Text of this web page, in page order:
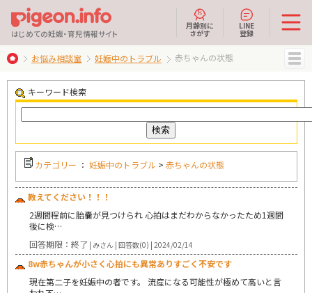
はじめての妊娠・育児情報サイト
月齢別に
さがす
LINE
登録
MENU
お悩み相談室 妊娠中のトラブル 赤ちゃんの状態
キーワード検索
カテゴリー ： 妊娠中のトラブル > 赤ちゃんの状態
教えてください！！！
2週間程前に胎嚢が見つけられ 心拍はまだわからなかったため1週間
後に検…
回答期限：終了 | みさん | 回答数(0) | 2024/02/14
8w赤ちゃんが小さく心拍にも異常ありすごく不安です
現在第二子を妊娠中の者です。 流産になる可能性が極めて高いと言